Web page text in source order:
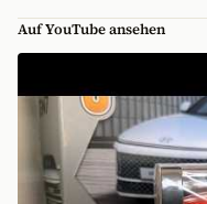
Auf YouTube ansehen